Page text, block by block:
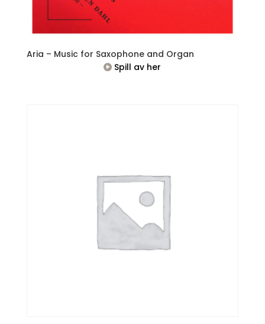
Aria – Music for Saxophone and Organ
Spill av her